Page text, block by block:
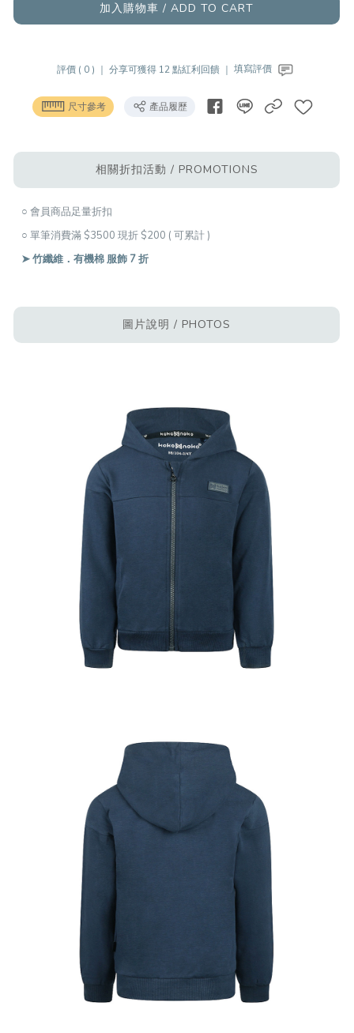
加入購物車 / ADD TO CART
評價 ( 0 ) ｜分享可獲得 12 點紅利回饋 ｜填寫評價
尺寸參考 產品履歷
相關折扣活動 / PROMOTIONS
○ 會員商品足量折扣
○ 單筆消費滿 $3500 現折 $200 ( 可累計 )
➤ 竹纖維．有機棉 服飾 7 折
圖片說明 / PHOTOS